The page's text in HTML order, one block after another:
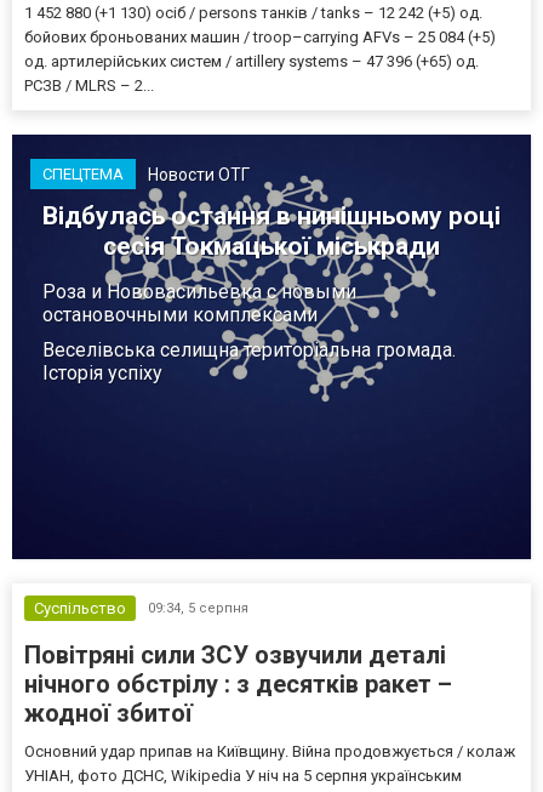
1 452 880 (+1 130) осіб / persons танків / tanks – 12 242 (+5) од.
бойових броньованих машин / troop–carrying AFVs – 25 084 (+5)
од. артилерійських систем / artillery systems – 47 396 (+65) од.
РСЗВ / MLRS – 2...
СПЕЦТЕМА Новости ОТГ
Відбулась остання в нинішньому році
сесія Токмацької міськради
Роза и Нововасильевка с новыми
остановочными комплексами
Веселівська селищна територіальна громада.
Історія успіху
Суспільство 09:34, 5 серпня
Повітряні сили ЗСУ озвучили деталі
нічного обстрілу : з десятків ракет –
жодної збитої
Основний удар припав на Київщину. Війна продовжується / колаж
УНІАН, фото ДСНС, Wikipedia У ніч на 5 серпня українським